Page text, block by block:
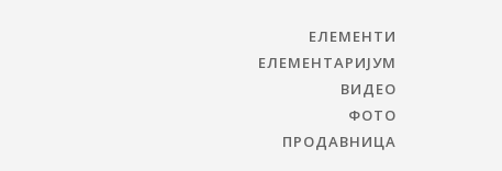
ЕЛЕМЕНТИ
ЕЛЕМЕНТАРИЈУМ
ВИДЕО
ФОТО
ПРОДАВНИЦА